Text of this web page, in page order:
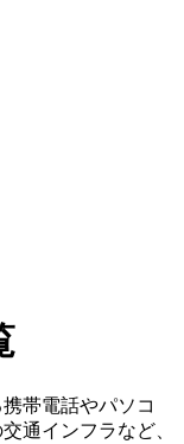
帯電話やパソコ
通インフラなど、